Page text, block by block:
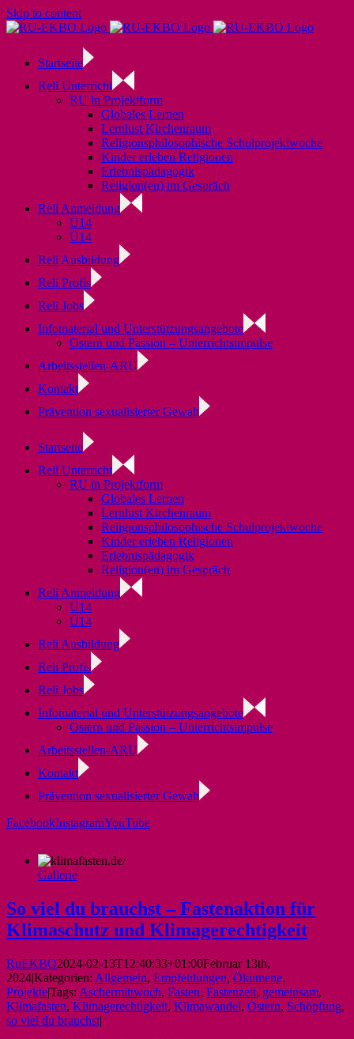
Skip to content
Startseite
Reli Unterricht
RU in Projektform
Globales Lernen
Lernlust Kirchenraum
Religionsphilosophische Schulprojektwoche
Kinder erleben Religionen
Erlebnispädagogik
Religion(en) im Gespräch
Reli Anmeldung
U14
Ü14
Reli Ausbildung
Reli Profis
Reli Jobs
Infomaterial und Unterstützungsangebote
Ostern und Passion – Unterrichtsimpulse
Arbeitsstellen-ARU
Kontakt
Prävention sexualisierter Gewalt
Startseite
Reli Unterricht
RU in Projektform
Globales Lernen
Lernlust Kirchenraum
Religionsphilosophische Schulprojektwoche
Kinder erleben Religionen
Erlebnispädagogik
Religion(en) im Gespräch
Reli Anmeldung
U14
Ü14
Reli Ausbildung
Reli Profis
Reli Jobs
Infomaterial und Unterstützungsangebote
Ostern und Passion – Unterrichtsimpulse
Arbeitsstellen-ARU
Kontakt
Prävention sexualisierter Gewalt
FacebookInstagramYouTube
Gallerie
So viel du brauchst – Fastenaktion für
Klimaschutz und Klimagerechtigkeit
RuEKBO2024-02-13T12:40:33+01:00Februar 13th,
2024|Kategorien: Allgemein, Empfehlungen, Ökumene,
Projekte|Tags: Aschermittwoch, Fasten, Fastenzeit, gemeinsam,
Klimafasten, Klimagerechtigkeit, Klimawandel, Ostern, Schöpfung,
so viel du brauchst|